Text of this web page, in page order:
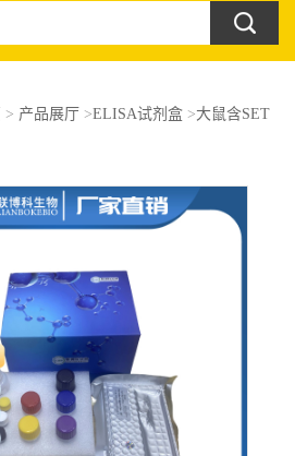
> 产品展厅 >ELISA试剂盒>大鼠含SET